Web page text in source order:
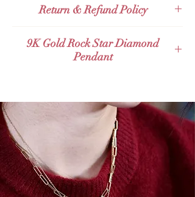
ส่งกับไปรษณีย์ไทยThailand Post
ส่งกับไปรษณีย์ไทยไปต่างประเทศ
Expedited International Shipping
Return & Refund Policy
Thailand Orders and Valid for 14 days
Full Refund Policy for International
9K Gold Rock Star Diamond
Pendant
This 9K Gold Rock Star Diamond
Pendant is specially designed to give
charm and uniqueness of the pendant
into any ornament. It can be perfectly
worn with any jewelry piece.